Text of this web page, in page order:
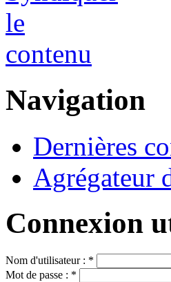
Navigation
Dernières
Agrégateur
Connexion
Nom d'utilisateur : *
Mot de passe : *